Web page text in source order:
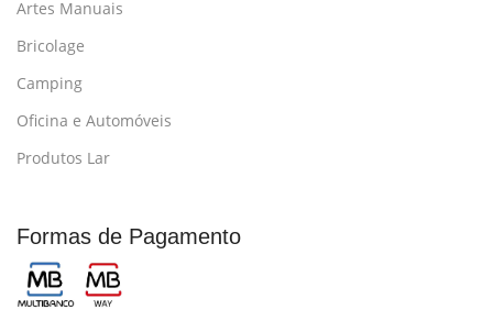
Artes Manuais
Bricolage
Camping
Oficina e Automóveis
Produtos Lar
Formas de Pagamento